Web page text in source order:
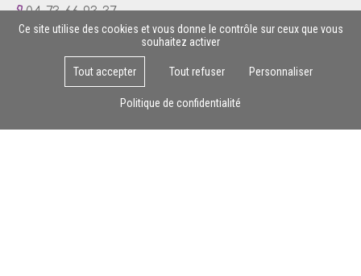
04 73 66 93 37
Lun - Ven : 8h - 17h
Ce site utilise des cookies et vous donne le contrôle sur ceux que vous
souhaitez activer
Tout accepter Tout refuser Personnaliser
Politique de confidentialité